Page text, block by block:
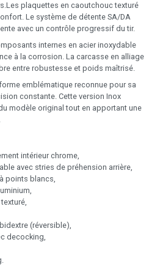
plaquettes en caoutchouc texturé
Le système de détente SA/DA
avec un contrôle progressif du tir.
internes en acier inoxydable
à la corrosion. La carcasse en alliage
entre robustesse et poids maîtrisé.
emblématique reconnue pour sa
constante. Cette version Inox
modèle original tout en apportant une
intérieur chrome,
avec stries de préhension arrière,
points blancs,
(réversible),
decocking,